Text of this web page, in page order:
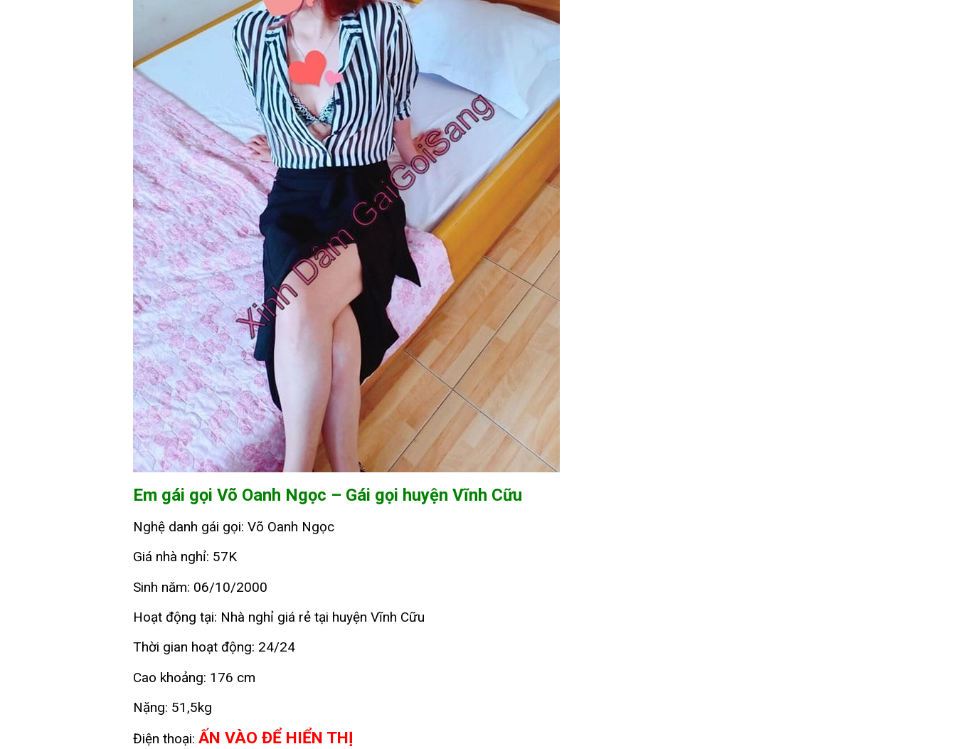
Em gái gọi Võ Oanh Ngọc – Gái gọi huyện Vĩnh Cữu
Nghệ danh gái gọi: Võ Oanh Ngọc
Giá nhà nghỉ: 57K
Sinh năm: 06/10/2000
Hoạt động tại: Nhà nghỉ giá rẻ tại huyện Vĩnh Cữu
Thời gian hoạt động: 24/24
Cao khoảng: 176 cm
Nặng: 51,5kg
Điện thoại: ẤN VÀO ĐỂ HIỂN THỊ